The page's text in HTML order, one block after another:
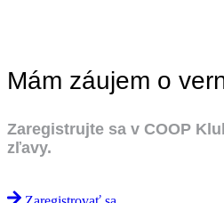
Mám záujem o
Zaregistrujte sa v COOP
zľavy.